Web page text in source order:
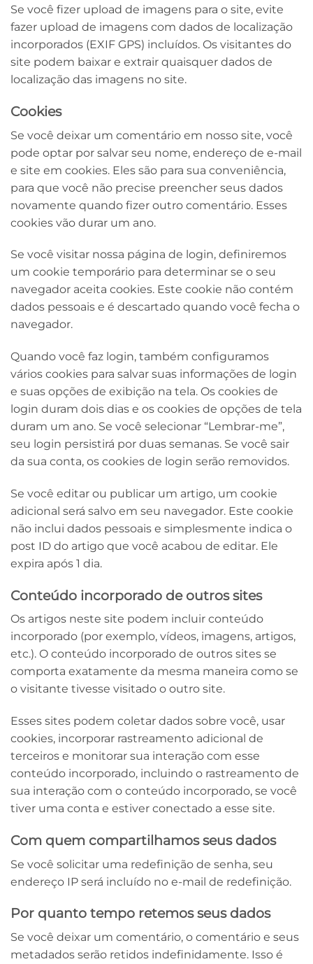
Se você fizer upload de imagens para o site, evite
fazer upload de imagens com dados de localização
incorporados (EXIF GPS) incluídos. Os visitantes do
site podem baixar e extrair quaisquer dados de
localização das imagens no site.
Cookies
Se você deixar um comentário em nosso site, você
pode optar por salvar seu nome, endereço de e-mail
e site em cookies. Eles são para sua conveniência,
para que você não precise preencher seus dados
novamente quando fizer outro comentário. Esses
cookies vão durar um ano.
Se você visitar nossa página de login, definiremos
um cookie temporário para determinar se o seu
navegador aceita cookies. Este cookie não contém
dados pessoais e é descartado quando você fecha o
navegador.
Quando você faz login, também configuramos
vários cookies para salvar suas informações de login
e suas opções de exibição na tela. Os cookies de
login duram dois dias e os cookies de opções de tela
duram um ano. Se você selecionar “Lembrar-me”,
seu login persistirá por duas semanas. Se você sair
da sua conta, os cookies de login serão removidos.
Se você editar ou publicar um artigo, um cookie
adicional será salvo em seu navegador. Este cookie
não inclui dados pessoais e simplesmente indica o
post ID do artigo que você acabou de editar. Ele
expira após 1 dia.
Conteúdo incorporado de outros sites
Os artigos neste site podem incluir conteúdo
incorporado (por exemplo, vídeos, imagens, artigos,
etc.). O conteúdo incorporado de outros sites se
comporta exatamente da mesma maneira como se
o visitante tivesse visitado o outro site.
Esses sites podem coletar dados sobre você, usar
cookies, incorporar rastreamento adicional de
terceiros e monitorar sua interação com esse
conteúdo incorporado, incluindo o rastreamento de
sua interação com o conteúdo incorporado, se você
tiver uma conta e estiver conectado a esse site.
Com quem compartilhamos seus dados
Se você solicitar uma redefinição de senha, seu
endereço IP será incluído no e-mail de redefinição.
Por quanto tempo retemos seus dados
Se você deixar um comentário, o comentário e seus
metadados serão retidos indefinidamente. Isso é